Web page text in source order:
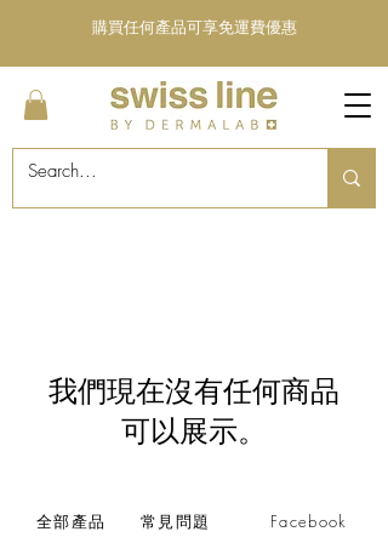
購買任何產品可享免運費優惠
我們現在沒有任何商品
可以展示。
Facebook
常見問題
全部產品